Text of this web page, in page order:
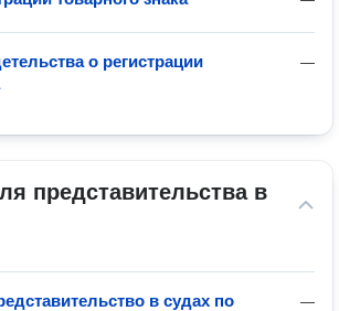
—
о регистрации
представительства в
—
в судах по